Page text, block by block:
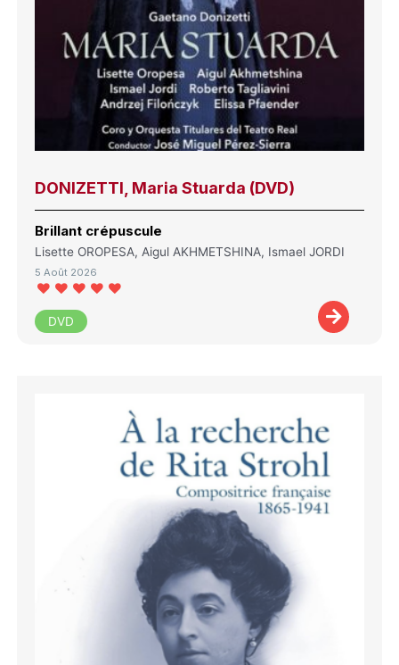
DONIZETTI, Maria Stuarda (DVD)
Brillant crépuscule
Lisette OROPESA, Aigul AKHMETSHINA, Ismael JORDI
5 Août 2026
DVD